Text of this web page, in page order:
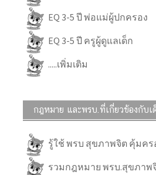
EQ 3-5 ปี พ่อแม่ผู้ปกครอง
EQ 3-5 ปี ครูผู้ดูแลเด็ก
.....เพิ่มเติม
กฎหมาย และพรบ.ที่เกี่ยวข้องกับเ
รู้ใช้ พรบ สุขภาพจิต คุ้มคร
รวมกฎหมาย พรบ.สุขภาพ